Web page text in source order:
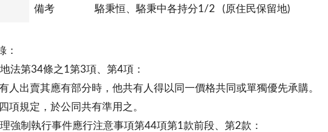
備考 駱秉恒、駱秉中各持分1/2 (原住民保留地)
：
法第34條之1第3項、第4項：
人出賣其應有部分時，他共有人得以同一價格共同或單獨優先承購。
項規定，於公同共有準用之。
強制執行事件應行注意事項第44項第1款前段、第2款：